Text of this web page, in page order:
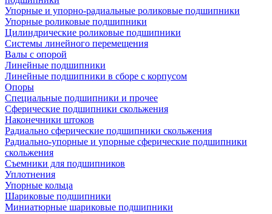
Упорные и упорно-радиальные роликовые подшипники
Упорные роликовые подшипники
Цилиндрические роликовые подшипники
Системы линейного перемещения
Валы с опорой
Линейные подшипники
Линейные подшипники в сборе с корпусом
Опоры
Специальные подшипники и прочее
Сферические подшипники скольжения
Наконечники штоков
Радиально сферические подшипники скольжения
Радиально-упорные и упорные сферические подшипники
скольжения
Съемники для подшипников
Уплотнения
Упорные кольца
Шариковые подшипники
Миниатюрные шариковые подшипники